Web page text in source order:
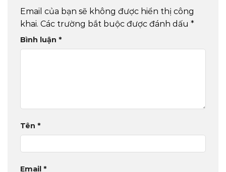
Email của bạn sẽ không được hiển thị công
khai. Các trường bắt buộc được đánh dấu *
Bình luận *
Tên *
Email *